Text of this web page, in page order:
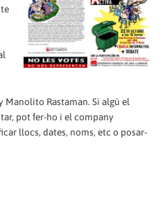
Manolito Rastaman. Si algú el
pot fer-ho i el company
llocs, dates, noms, etc o posar-